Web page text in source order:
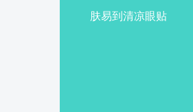
肤易到清凉眼贴